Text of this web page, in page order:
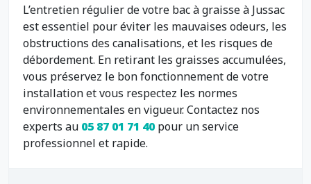
L’entretien régulier de votre bac à graisse à Jussac
est essentiel pour éviter les mauvaises odeurs, les
obstructions des canalisations, et les risques de
débordement. En retirant les graisses accumulées,
vous préservez le bon fonctionnement de votre
installation et vous respectez les normes
environnementales en vigueur. Contactez nos
experts au 05 87 01 71 40pour un service
professionnel et rapide.